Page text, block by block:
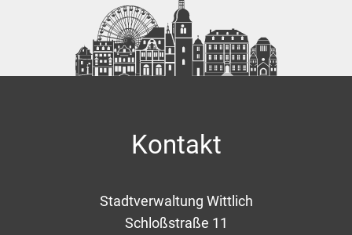
Kontakt
Stadtverwaltung Wittlich
Schloßstraße 11